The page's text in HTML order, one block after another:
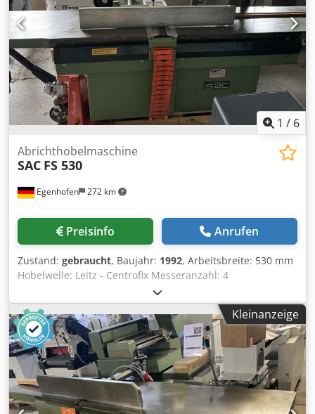
1 / 6
Egenhofen 272 km
Abrichthobelmaschine
SAC FS 530
Preisinfo Anrufen
Zustand: gebraucht, Baujahr: 1992, Arbeitsbreite: 530 mm
Hobelwelle: Leitz - Centrofix Messeranzahl: 4
Abrichttischlänge: 2900 mm Verstellung Abrichttisch:
Hebel Anzeige Spahnabnahme: Scala Abrichtanschlag
Winkel verstellbar: ja Motorleistung: 4 kW Dcsdpfoug Tytsx
Acyok Maschinenlänge: 2800 mm Maschinebreite: 1000mm
Gewicht: 800 kg
Kleinanzeige